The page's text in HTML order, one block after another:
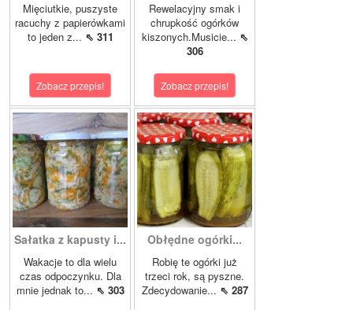
Mięciutkie, puszyste
racuchy z papierówkami
to jeden z... ⇖ 311
Zobacz przepis!
Rewelacyjny smak i
chrupkość ogórków
kiszonych.Musicie... ⇖
306
Zobacz przepis!
Sałatka z kapusty i...
Wakacje to dla wielu
czas odpoczynku. Dla
mnie jednak to... ⇖ 303
Obłędne ogórki...
Robię te ogórki już
trzeci rok, są pyszne.
Zdecydowanie... ⇖ 287